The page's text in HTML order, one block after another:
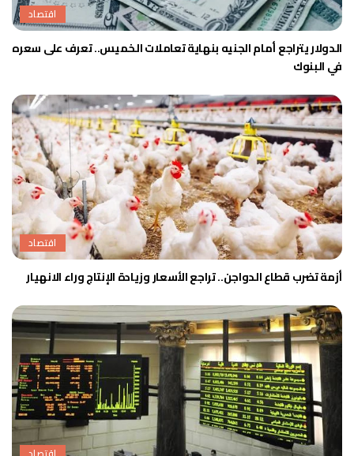
اقتصاد
الدولار يتراجع أمام الجنيه بنهاية تعاملات الخميس.. تعرف على سعره
في البنوك
اقتصاد
أزمة تضرب قطاع الدواجن.. تراجع الأسعار وزيادة الإنتاج وراء الانهيار